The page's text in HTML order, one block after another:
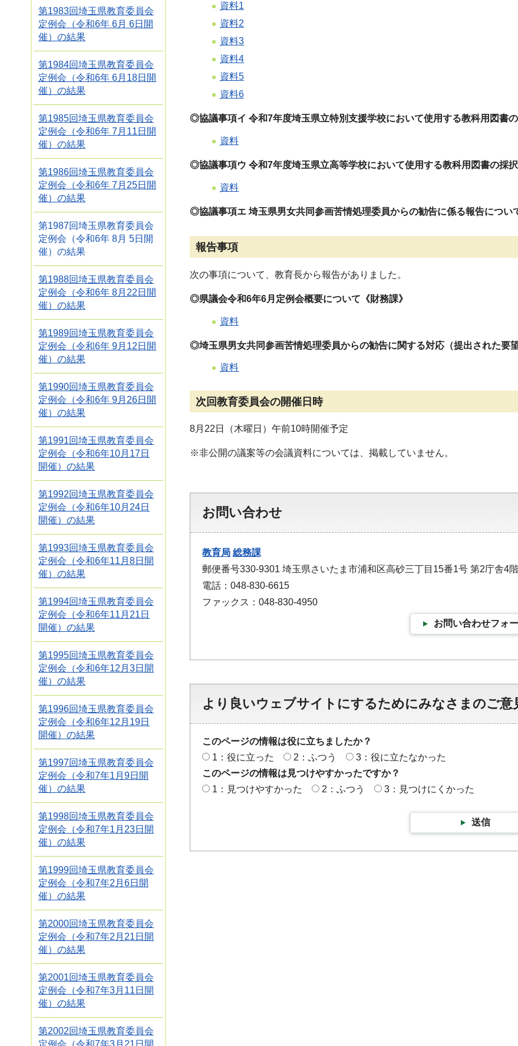
第1983回埼玉県教育委員会
定例会（令和6年 6月 6日開
催）の結果
第1984回埼玉県教育委員会
定例会（令和6年 6月18日開
催）の結果
第1985回埼玉県教育委員会
定例会（令和6年 7月11日開
催）の結果
第1986回埼玉県教育委員会
定例会（令和6年 7月25日開
催）の結果
第1987回埼玉県教育委員会
定例会（令和6年 8月 5日開
催）の結果
第1988回埼玉県教育委員会
定例会（令和6年 8月22日開
催）の結果
第1989回埼玉県教育委員会
定例会（令和6年 9月12日開
催）の結果
第1990回埼玉県教育委員会
定例会（令和6年 9月26日開
催）の結果
第1991回埼玉県教育委員会
定例会（令和6年10月17日
開催）の結果
第1992回埼玉県教育委員会
定例会（令和6年10月24日
開催）の結果
第1993回埼玉県教育委員会
定例会（令和6年11月8日開
催）の結果
第1994回埼玉県教育委員会
定例会（令和6年11月21日
開催）の結果
第1995回埼玉県教育委員会
定例会（令和6年12月3日開
催）の結果
第1996回埼玉県教育委員会
定例会（令和6年12月19日
開催）の結果
第1997回埼玉県教育委員会
定例会（令和7年1月9日開
催）の結果
第1998回埼玉県教育委員会
定例会（令和7年1月23日開
催）の結果
第1999回埼玉県教育委員会
定例会（令和7年2月6日開
催）の結果
第2000回埼玉県教育委員会
定例会（令和7年2月21日開
催）の結果
第2001回埼玉県教育委員会
定例会（令和7年3月11日開
催）の結果
第2002回埼玉県教育委員会
定例会（令和7年3月21日開
資料1
資料2
資料3
資料4
資料5
資料6
◎協議事項イ 令和7年度埼玉県立特別支援学校において使用する教科用図書
資料
◎協議事項ウ 令和7年度埼玉県立高等学校において使用する教科用図書の採択
資料
◎協議事項エ 埼玉県男女共同参画苦情処理委員からの勧告に係る報告につい
報告事項
次の事項について、教育長から報告がありました。
◎県議会令和6年6月定例会概要について《財務課》
資料
◎埼玉県男女共同参画苦情処理委員からの勧告に関する対応（提出された要
資料
次回教育委員会の開催日時
8月22日（木曜日）午前10時開催予定
※非公開の議案等の会議資料については、掲載していません。
お問い合わせ
教育局 総務課
郵便番号330-9301 埼玉県さいたま市浦和区高砂三丁目15番1号 第2庁舎4階
電話：048-830-6615
ファックス：048-830-4950
お問い合わせフォ
より良いウェブサイトにするためにみなさまのご意
このページの情報は役に立ちましたか？
1：役に立った
2：ふつう
3：役に立たなかった
このページの情報は見つけやすかったですか？
1：見つけやすかった
2：ふつう 3：見つけにくかった
送信